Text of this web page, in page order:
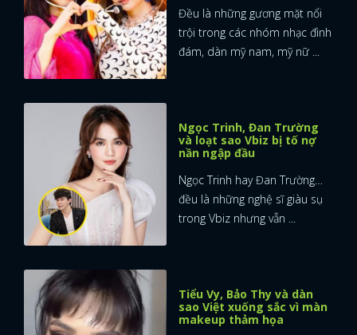
Đều là những gương mặt nổi
trội trong các nhóm nhạc đình
đám, dàn mỹ nam, mỹ nữ ...
Ngọc Trinh, Đan Trường
và loạt sao Vbiz bị tố nợ
nần ngập đầu
Ngọc Trinh hay Đan Trường…
đều là những nghệ sĩ giàu sụ
trong Vbiz nhưng vẫn ...
Tiểu Vy, Bảo Thy và dàn
sao Việt xuống sắc vì màn
makeup thảm họa